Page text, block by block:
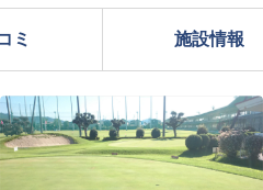
ミ 施設情報